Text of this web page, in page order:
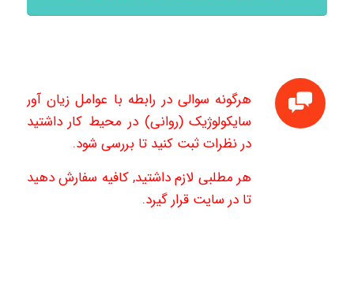
هرگونه سوالی در رابطه با عوامل زیان آور
سایکولوژیک (روانی) در محیط کار داشتید
در نظرات ثبت کنید تا بررسی شود.
هر مطلبی لازم داشتید, کافیه سفارش دهید
تا در سایت قرار گیرد.